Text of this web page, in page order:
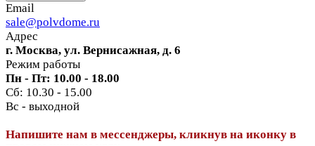
Email
sale@polvdome.ru
Адрес
г. Москва, ул. Вернисажная, д. 6
Режим работы
Пн - Пт: 10.00 - 18.00
Сб: 10.30 - 15.00
Вс - выходной
Напишите нам в мессенджеры, кликнув на иконку в